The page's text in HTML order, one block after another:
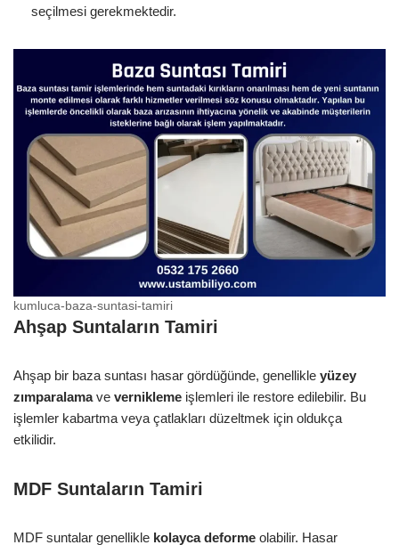
seçilmesi gerekmektedir.
kumluca-baza-suntasi-tamiri
Ahşap Suntaların Tamiri
Ahşap bir baza suntası hasar gördüğünde, genellikle yüzey
zımparalamave vernikleme işlemleri ile restore edilebilir. Bu
işlemler kabartma veya çatlakları düzeltmek için oldukça
etkilidir.
MDF Suntaların Tamiri
MDF suntalar genellikle kolayca deforme olabilir. Hasar